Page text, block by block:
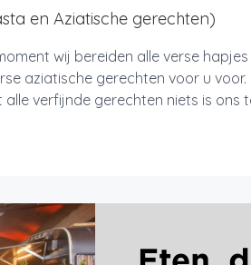
en Aziatische gerechten)
wij bereiden alle verse
aziatische gerechten voor u
verfijnde gerechten niets is ons